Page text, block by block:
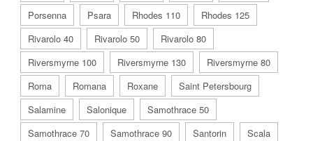
Porsenna
Psara Rhodes 110
Rhodes 125
Rivarolo 40
Rivarolo 50
Rivarolo 80
Riversmyrne 100
Riversmyrne 130
Riversmyrne 80
Roma
Romana Roxane
Saint Petersbourg
Salamine
Salonique
Samothrace 50
Samothrace 70
Samothrace 90 Santorin
Scala